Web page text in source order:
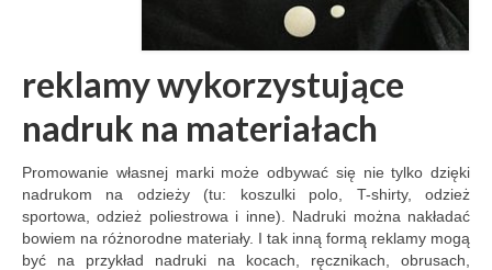
reklamy wykorzystujące
nadruk na materiałach
Promowanie własnej marki może odbywać się nie tylko dzięki
nadrukom na odzieży (tu: koszulki polo, T-shirty, odzież
sportowa, odzież poliestrowa i inne). Nadruki można nakładać
bowiem na różnorodne materiały. I tak inną formą reklamy mogą
być na przykład nadruki na kocach, ręcznikach, obrusach,